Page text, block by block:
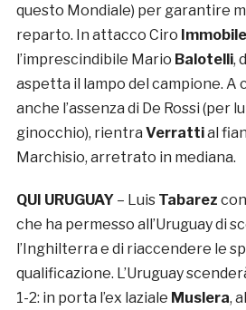
questo Mondiale) per garantire
reparto. In attacco Ciro Immobile
l’imprescindibile Mario Balotelli,
aspetta il lampo del campione. A
anche l’assenza di De Rossi (per
ginocchio), rientra Verrattial
Marchisio, arretrato in mediana.
QUI URUGUAY – Luis Tabarez
che ha permesso all’Uruguay di
l’Inghilterra e di riaccendere le
qualificazione. L’Uruguay
1-2: in porta l’ex laziale Muslera,